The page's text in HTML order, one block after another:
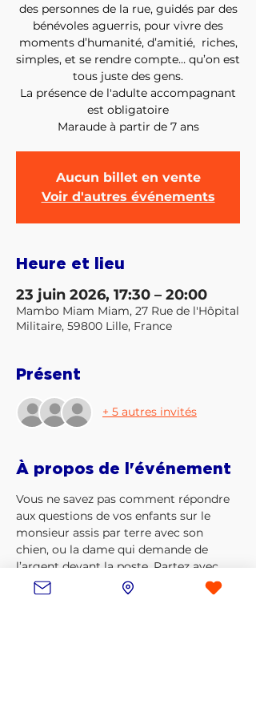
des personnes de la rue, guidés par des
bénévoles aguerris, pour vivre des
moments d’humanité, d’amitié, riches,
simples, et se rendre compte… qu’on est
tous juste des gens.
La présence de l'adulte accompagnant
est obligatoire
Maraude à partir de 7 ans
Aucun billet en vente
Voir d'autres événements
Heure et lieu
23 juin 2026, 17:30 – 20:00
Mambo Miam Miam, 27 Rue de l'Hôpital
Militaire, 59800 Lille, France
Présent
+ 5 autres invités
À propos de l'événement
Vous ne savez pas comment répondre
aux questions de vos enfants sur le
monsieur assis par terre avec son
chien, ou la dame qui demande de
l’argent devant la poste. Partez avec
eux à la rencontre des personnes de la
rue, guidés par des bénévoles aguerris,